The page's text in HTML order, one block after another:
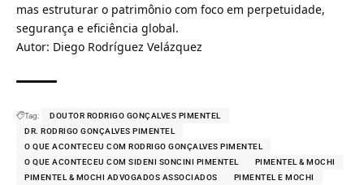
mas estruturar o patrimônio com foco em perpetuidade,
segurança e eficiência global.
Autor: Diego Rodríguez Velázquez
Tag:
DOUTOR RODRIGO GONÇALVES PIMENTEL
DR. RODRIGO GONÇALVES PIMENTEL
O QUE ACONTECEU COM RODRIGO GONÇALVES PIMENTEL
O QUE ACONTECEU COM SIDENI SONCINI PIMENTEL
PIMENTEL & MOCHI
PIMENTEL & MOCHI ADVOGADOS ASSOCIADOS
PIMENTEL E MOCHI